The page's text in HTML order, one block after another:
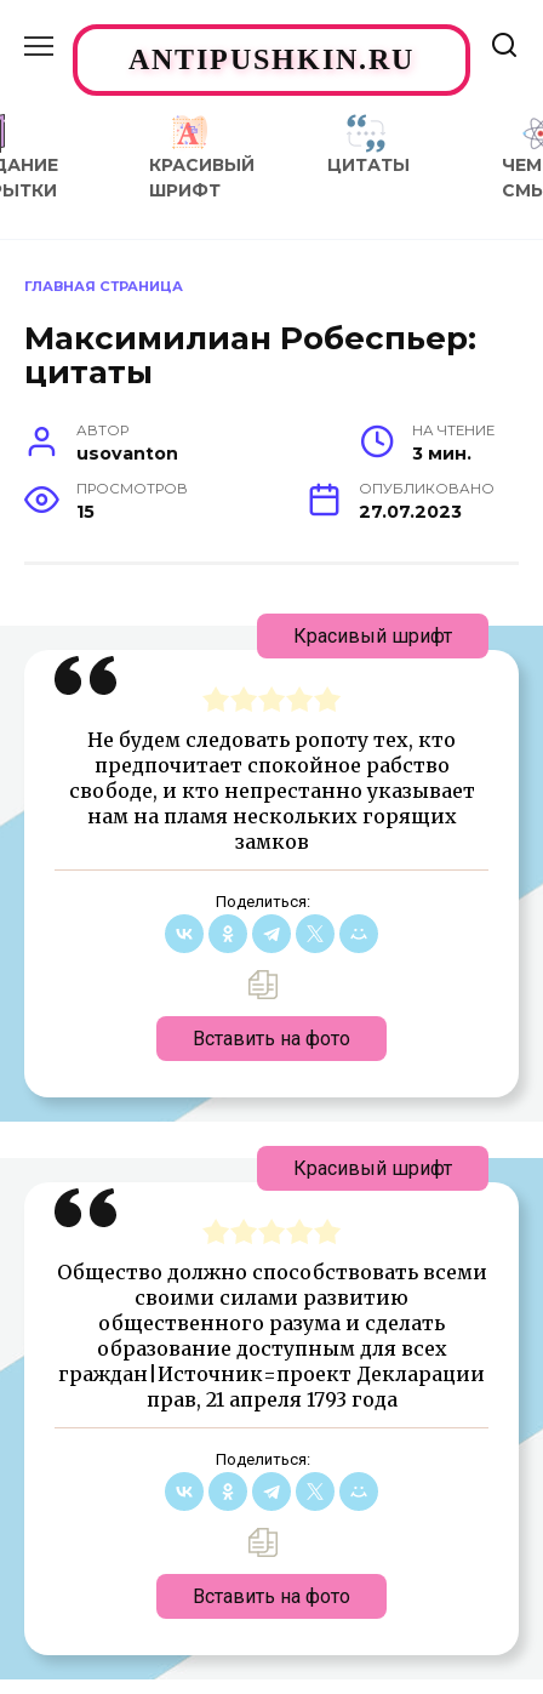
содержаниюANTIPUSHKIN.RU
КРАСИВЫЙ
ШРИФТ
ЦИТАТЫ
ЧЕМ
ГЛАВНАЯ СТРАНИЦА
Максимилиан Робеспьер:
цитаты
АВТОР
usovanton
НА ЧТЕНИЕ
3 мин.
ПРОСМОТРОВ
15
ОПУБЛИКОВАНО
27.07.2023
Не будем следовать ропоту тех, кто
предпочитает спокойное рабство
свободе, и кто непрестанно указывает
нам на пламя нескольких горящих
замков
Поделиться:
Вставить на фото
Красивый шрифт
Общество должно способствовать всеми
своими силами развитию
общественного разума и сделать
образование доступным для всех
граждан|Источник=проект Декларации
прав, 21 апреля 1793 года
Поделиться:
Вставить на фото
Красивый шрифт